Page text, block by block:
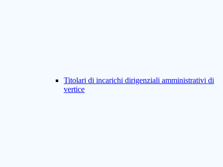
Titolari di incarichi dirigenziali amministrativi di
vertice